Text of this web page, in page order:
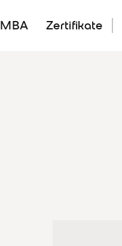
MBA Zertifikate